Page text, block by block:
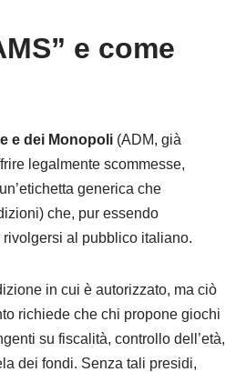
e come
e dei Monopoli(ADM, già
legalmente scommesse,
generica che
che, pur essendo
al pubblico italiano.
in cui è autorizzato, ma ciò
richiede che chi propone giochi
su fiscalità, controllo dell’età,
dei fondi. Senza tali presidi,